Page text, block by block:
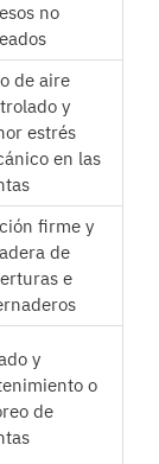
no
de aire
y
estrés
en las
firme y
de
e
y
o
de